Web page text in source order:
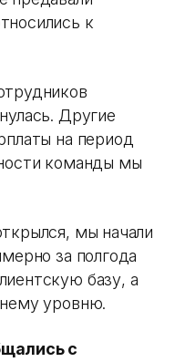
к
Другие
на период
команды мы
мы начали
за полгода
базу, а
уровню.
с